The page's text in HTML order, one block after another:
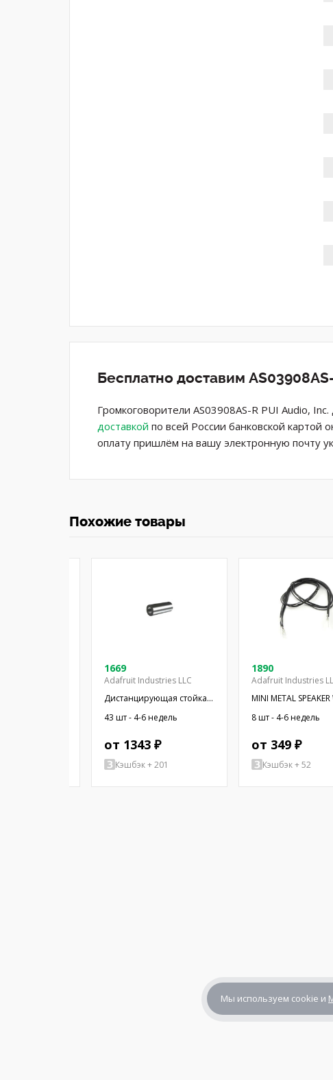
Бесплатно доставим
Громкоговорители AS03908AS-R PUI Audio,
доставкой по всей России банковской картой
оплату пришлём на вашу электронную почту
Похожие товары
1669
Adafruit Industries LLC
Дистанцирующая стойка;
38,1мм; цилиндрическая;
латунь; никель
43 шт - 4-6 недель
от 1343 ₽
Кэшбэк + 201
1890
Adafruit Industries
MINI METAL
WIRES
8 шт - 4-6 недель
от 349 ₽
Кэшбэк + 52
Мы используем cookie и